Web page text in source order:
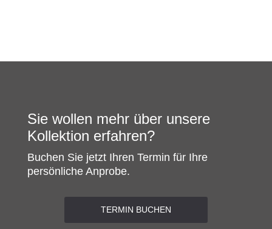
Sie wollen mehr über unsere
Kollektion erfahren?
Buchen Sie jetzt Ihren Termin für Ihre
persönliche Anprobe.
TERMIN BUCHEN